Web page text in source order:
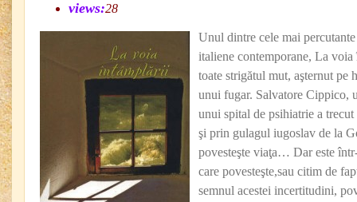
views:28
Unul dintre cele mai
italiene contemporane, La
toate strigătul mut, aşternut pe
unui fugar. Salvatore Cippico,
unui spital de psihiatrie a
şi prin gulagul iugoslav de la
povesteşte viaţa… Dar este
care povesteşte,sau citim de
semnul acestei incertitudini,